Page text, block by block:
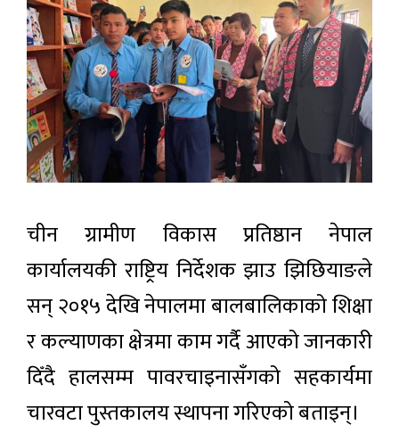
चीन ग्रामीण विकास प्रतिष्ठान नेपाल
कार्यालयकी राष्ट्रिय निर्देशक झाउ झिछियाङले
सन् २०१५ देखि नेपालमा बालबालिकाको शिक्षा
र कल्याणका क्षेत्रमा काम गर्दै आएको जानकारी
दिँदै हालसम्म पावरचाइनासँगको सहकार्यमा
चारवटा पुस्तकालय स्थापना गरिएको बताइन्।